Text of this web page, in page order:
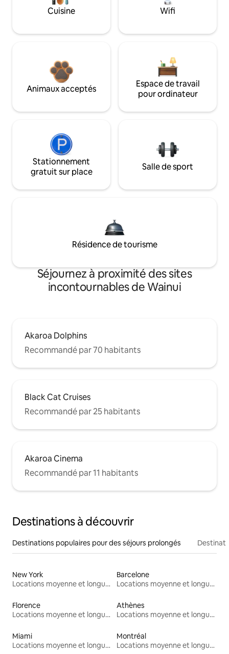
Cuisine Wifi
Animaux acceptés
Espace de travail
pour ordinateur
Stationnement
gratuit sur place
Salle de sport
Résidence de tourisme
Séjournez à proximité des sites
incontournables de Wainui
Akaroa Dolphins
Recommandé par 70 habitants
Black Cat Cruises
Recommandé par 25 habitants
Akaroa Cinema
Recommandé par 11 habitants
Destinations à découvrir
Destinations populaires pour des séjours prolongés
New York
Locations moyenne et longue durée
Barcelone
Locations moyenne et longue durée
Florence
Locations moyenne et longue durée
Athènes
Locations moyenne et longue durée
Miami
Locations moyenne et longue durée
Montréal
Locations moyenne et longue durée